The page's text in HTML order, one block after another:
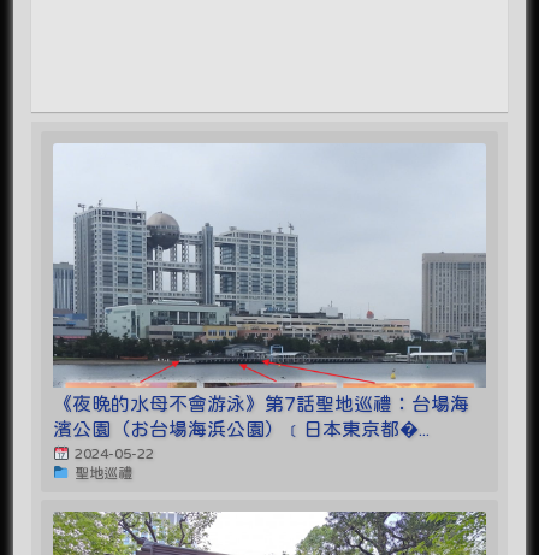
《夜晚的水母不會游泳》第7話聖地巡禮：台場海
濱公園（お台場海浜公園）﹝日本東京都�...
2024-05-22
聖地巡禮